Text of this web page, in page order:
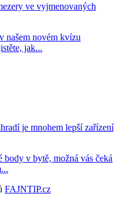
ve vyjmenovaných
našem novém kvízu
jak...
je mnohem lepší zařízení
v bytě, možná vás čeká
FAJNTIP.cz